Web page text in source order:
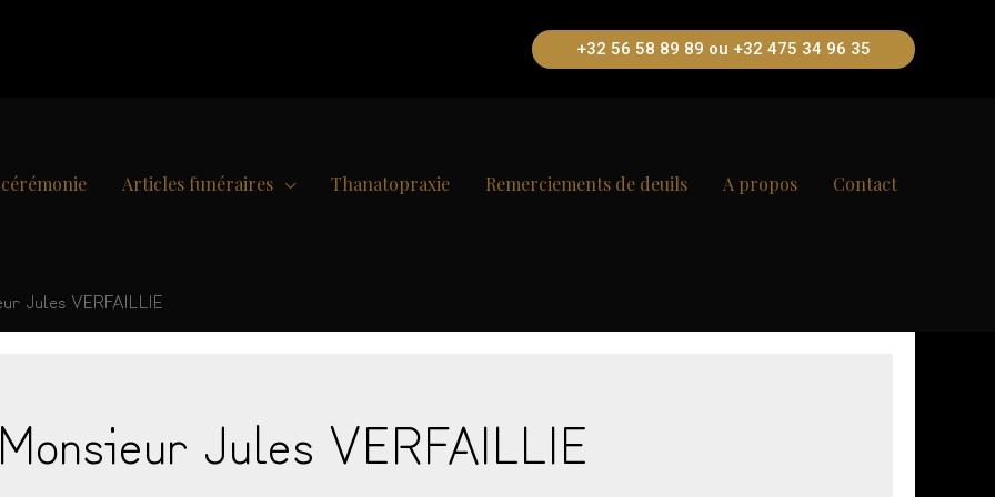
+32 56 58 89 89 ou +32 475 34 96 35
Articles funéraires Thanatopraxie Remerciements de deuils A propos Contact
Jules VERFAILLIE
Monsieur Jules VERFAILLIE